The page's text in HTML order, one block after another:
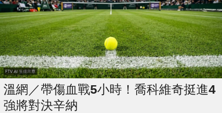
溫網／帶傷血戰5小時！喬科維奇挺進4
強將對決辛納